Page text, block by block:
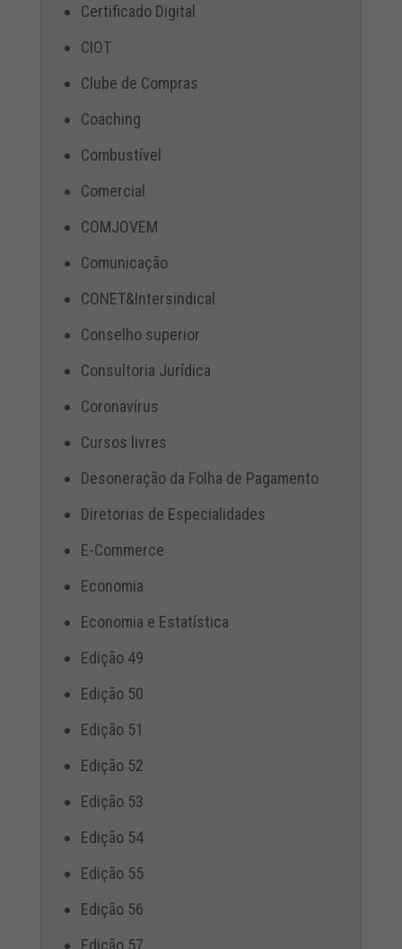
Certificado Digital
CIOT
Clube de Compras
Coaching
Combustível
Comercial
COMJOVEM
Comunicação
CONET&Intersindical
Conselho superior
Consultoria Jurídica
Coronavírus
Cursos livres
Desoneração da Folha de Pagamento
Diretorias de Especialidades
E-Commerce
Economia
Economia e Estatística
Edição 49
Edição 50
Edição 51
Edição 52
Edição 53
Edição 54
Edição 55
Edição 56
Edição 57